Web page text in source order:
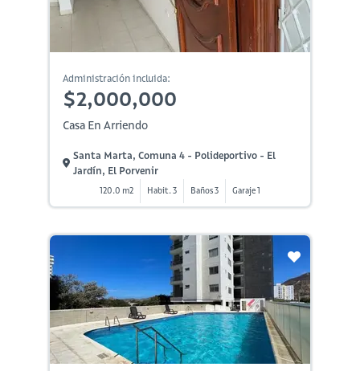
Administración incluida:
$2,000,000
Casa En Arriendo
Santa Marta, Comuna 4 - Polideportivo - El
Jardín, El Porvenir
120.0 m2 Habit. 3 Baños 3 Garaje 1